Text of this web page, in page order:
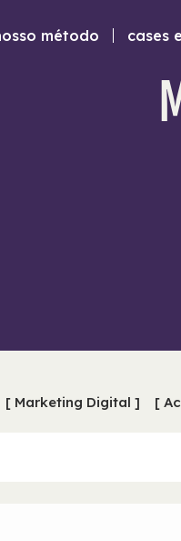
método cases
[ Marketing Digital ] [